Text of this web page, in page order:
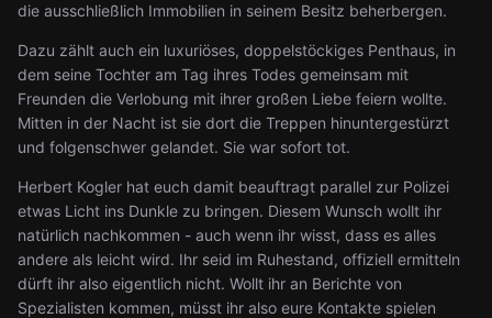
die ausschließlich Immobilien in seinem Besitz beherbergen.
Dazu zählt auch ein luxuriöses, doppelstöckiges Penthaus, in
dem seine Tochter am Tag ihres Todes gemeinsam mit
Freunden die Verlobung mit ihrer großen Liebe feiern wollte.
Mitten in der Nacht ist sie dort die Treppen hinuntergestürzt
und folgenschwer gelandet. Sie war sofort tot.
Herbert Kogler hat euch damit beauftragt parallel zur Polizei
etwas Licht ins Dunkle zu bringen. Diesem Wunsch wollt ihr
natürlich nachkommen - auch wenn ihr wisst, dass es alles
andere als leicht wird. Ihr seid im Ruhestand, offiziell ermitteln
dürft ihr also eigentlich nicht. Wollt ihr an Berichte von
Spezialisten kommen, müsst ihr also eure Kontakte spielen